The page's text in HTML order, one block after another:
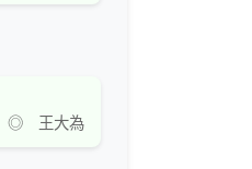
◎ 王大為